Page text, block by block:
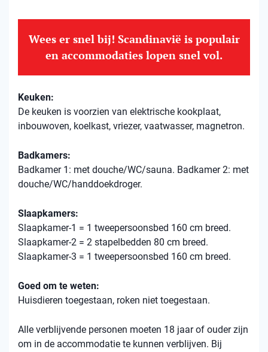
Wees er snel bij! Scandinavië is populair
en accommodaties lopen snel vol.
Keuken:
De keuken is voorzien van elektrische kookplaat,
inbouwoven, koelkast, vriezer, vaatwasser, magnetron.
Badkamers:
Badkamer 1: met douche/WC/sauna. Badkamer 2: met
douche/WC/handdoekdroger.
Slaapkamers:
Slaapkamer-1 = 1 tweepersoonsbed 160 cm breed.
Slaapkamer-2 = 2 stapelbedden 80 cm breed.
Slaapkamer-3 = 1 tweepersoonsbed 160 cm breed.
Goed om te weten:
Huisdieren toegestaan, roken niet toegestaan.
Alle verblijvende personen moeten 18 jaar of ouder zijn
om in de accommodatie te kunnen verblijven. Bij